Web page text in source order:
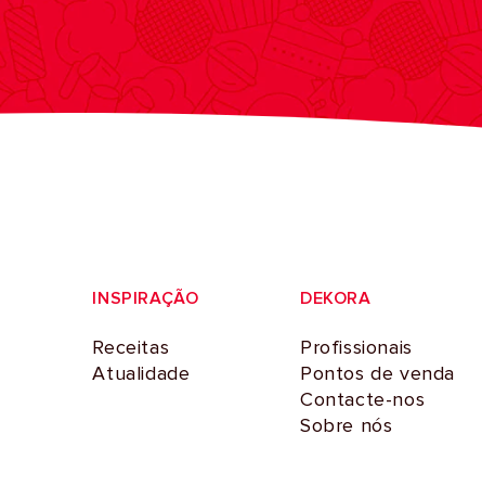
INSPIRAÇÃO
Receitas
Atualidade
DEKORA
Profissionais
Pontos de venda
Contacte-nos
Sobre nós